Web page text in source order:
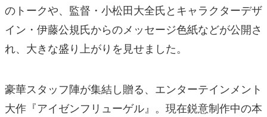
のトークや、監督・小松田大全氏とキャラクターデザ
イン・伊藤公規氏からのメッセージ色紙などが公開さ
れ、大きな盛り上がりを見せました。
豪華スタッフ陣が集結し贈る、エンターテインメント
大作『アイゼンフリューゲル』。現在鋭意制作中の本